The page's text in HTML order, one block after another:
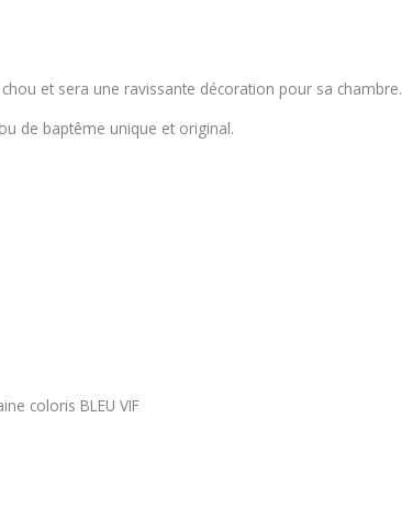
et sera une ravissante décoration pour sa chambre.
de baptême unique et original.
coloris BLEU VIF